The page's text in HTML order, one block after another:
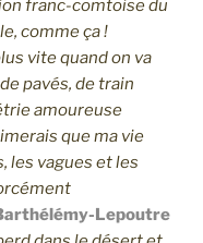
franc-comtoise du
comme ça !
vite quand on va
pavés, de train
amoureuse
que ma vie
les vagues et les
Lepoutre